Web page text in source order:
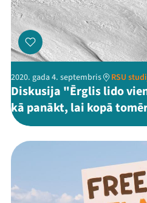
2020. gada 4. septembris RSU
Diskusija "Ērglis lido
kā panākt, lai kopā